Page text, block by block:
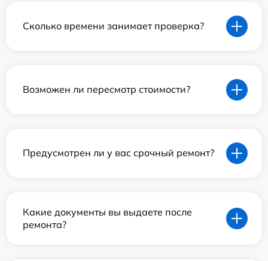
Сколько времени занимает проверка?
Возможен ли пересмотр стоимости?
Предусмотрен ли у вас срочный ремонт?
Какие документы вы выдаете после
ремонта?